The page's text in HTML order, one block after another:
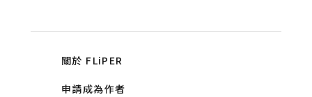
關於 FLiPER
申請成為作者